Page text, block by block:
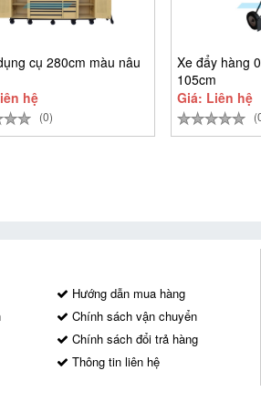
cụ 280cm màu nâu
hệ
(0)
Xe đẩy hàng
105cm
Giá: Liên hệ
Hướng dẫn mua hàng
Chính sách vận chuyển
Chính sách đổi trả hàng
Thông tin liên hệ